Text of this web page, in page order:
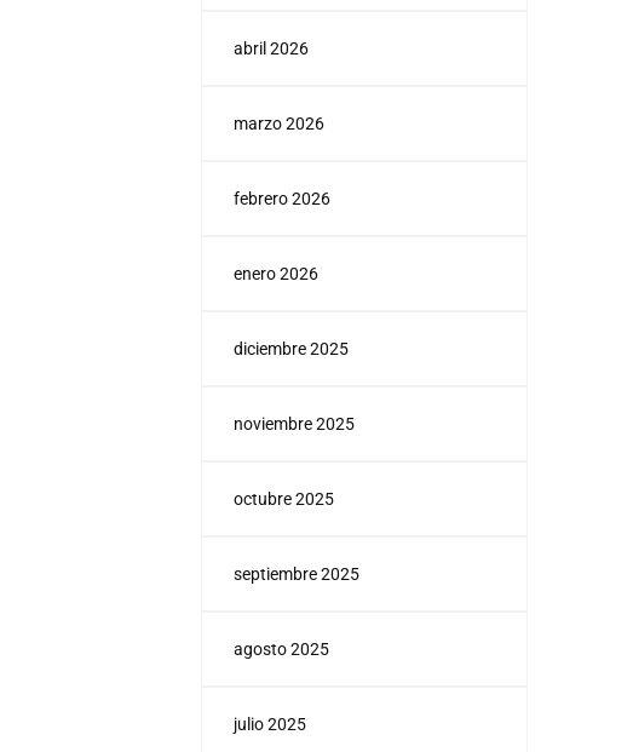
abril 2026
marzo 2026
febrero 2026
enero 2026
diciembre 2025
noviembre 2025
octubre 2025
septiembre 2025
agosto 2025
julio 2025